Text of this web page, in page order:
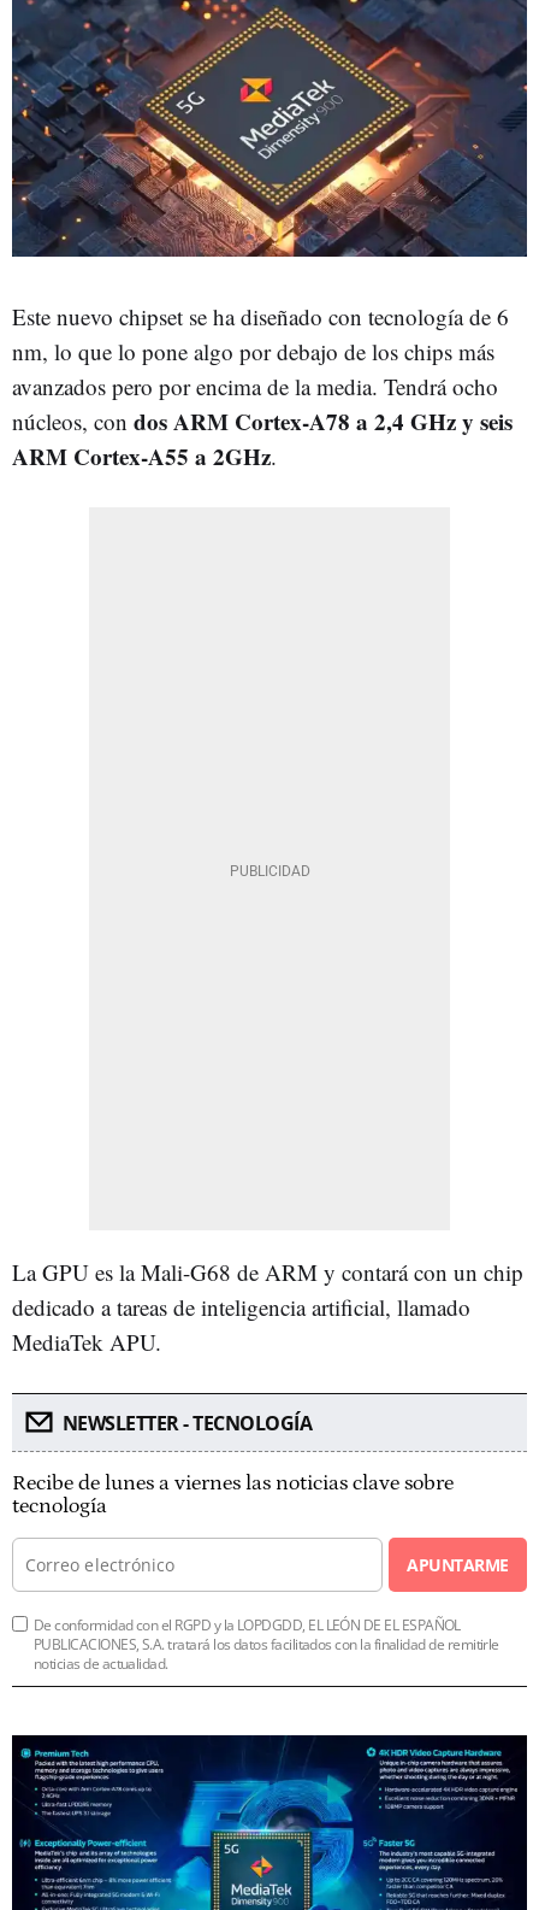
Este nuevo chipset se ha diseñado con tecnología de 6
nm, lo que lo pone algo por debajo de los chips más
avanzados pero por encima de la media. Tendrá ocho
núcleos, con dos ARM Cortex-A78 a 2,4 GHz y seis
ARM Cortex-A55 a 2GHz.
La GPU es la Mali-G68 de ARM y contará con un chip
dedicado a tareas de inteligencia artificial, llamado
MediaTek APU.
NEWSLETTER - TECNOLOGÍA
Recibe de lunes a viernes las noticias clave sobre
tecnología
APUNTARME
De conformidad con el RGPD y la LOPDGDD, EL LEÓN DE EL ESPAÑOL
PUBLICACIONES, S.A. tratará los datos facilitados con la finalidad de remitirle
noticias de actualidad.